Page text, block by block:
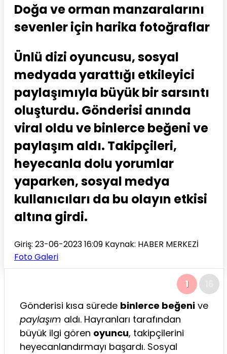
Doğa ve orman manzaralarını
sevenler için harika fotoğraflar
Ünlü dizi oyuncusu, sosyal
medyada yarattığı etkileyici
paylaşımıyla büyük bir sarsıntı
oluşturdu. Gönderisi anında
viral oldu ve binlerce beğeni ve
paylaşım aldı. Takipçileri,
heyecanla dolu yorumlar
yaparken, sosyal medya
kullanıcıları da bu olayın etkisi
altına girdi.
Giriş: 23-06-2023 16:09 Kaynak: HABER MERKEZİ
Foto Galeri
1
Gönderisi kısa sürede binlerce beğeni ve
paylaşım aldı. Hayranları tarafından
büyük ilgi gören oyuncu, takipçilerini
heyecanlandırmayı başardı. Sosyal